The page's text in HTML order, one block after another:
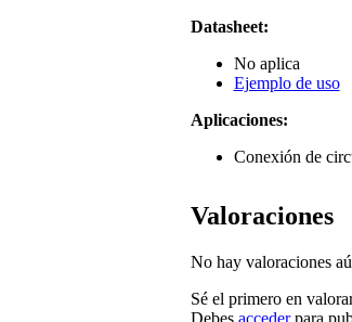
Datasheet:
No aplica
Ejemplo de uso
Aplicaciones:
Conexión de
Valoraciones
No hay valoraciones
Sé el primero en
Debes accederpara